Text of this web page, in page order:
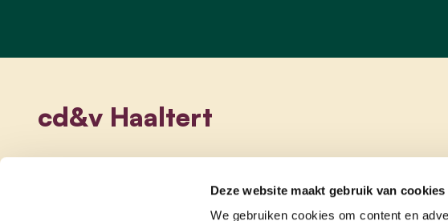
Deze website maakt gebruik van cookies
We gebruiken cookies om content en
cd&v Haaltert